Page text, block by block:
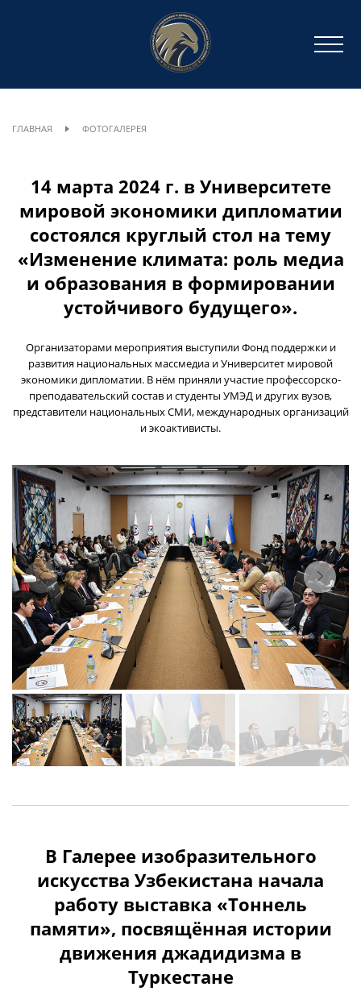
ГЛАВНАЯ ФОТОГАЛЕРЕЯ
14 марта 2024 г. в Университете
мировой экономики дипломатии
состоялся круглый стол на тему
«Изменение климата: роль медиа
и образования в формировании
устойчивого будущего».
Организаторами мероприятия выступили Фонд поддержки и
развития национальных массмедиа и Университет мировой
экономики дипломатии. В нём приняли участие профессорско-
преподавательский состав и студенты УМЭД и других вузов,
представители национальных СМИ, международных организаций
и экоактивисты.
В Галерее изобразительного
искусства Узбекистана начала
работу выставка «Тоннель
памяти», посвящённая истории
движения джадидизма в
Туркестане